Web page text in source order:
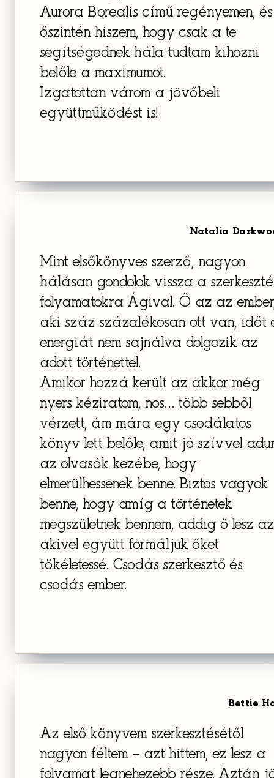
Aurora Borealis című regényemen, és
őszintén hiszem, hogy csak a te
segítségednek hála tudtam kihozni
belőle a maximumot.
Izgatottan várom a jövőbeli
együttműködést is!
Natalia
Mint elsőkönyves szerző, nagyon
hálásan gondolok vissza a
folyamatokra Ágival. Ő az az
aki száz százalékosan ott van, időt
energiát nem sajnálva dolgozik az
adott történettel.
Amikor hozzá került az akkor még
nyers kéziratom, nos… több sebből
vérzett, ám mára egy csodálatos
könyv lett belőle, amit jó szívvel
az olvasók kezébe, hogy
elmerülhessenek benne. Biztos vagyok
benne, hogy amíg a történetek
megszületnek bennem, addig ő lesz
akivel együtt formáljuk őket
tökéletessé. Csodás szerkesztő és
csodás ember.
Bettie
Az első könyvem szerkesztésétől
nagyon féltem – azt hittem, ez lesz a
folyamat legnehezebb része. Aztán